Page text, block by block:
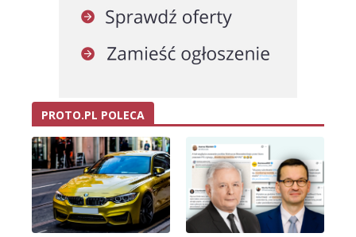
PROTO.PL POLECA